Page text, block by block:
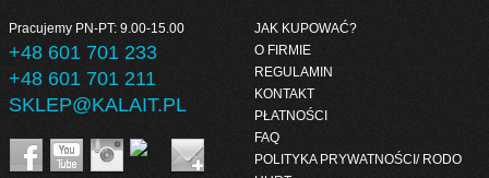
Pracujemy PN-PT: 9.00-15.00
+48 601 701 233
+48 601 701 211
SKLEP@KALAIT.PL
JAK KUPOWAĆ?
O FIRMIE
REGULAMIN
KONTAKT
PŁATNOŚCI
FAQ
POLITYKA PRYWATNOŚCI/ RODO